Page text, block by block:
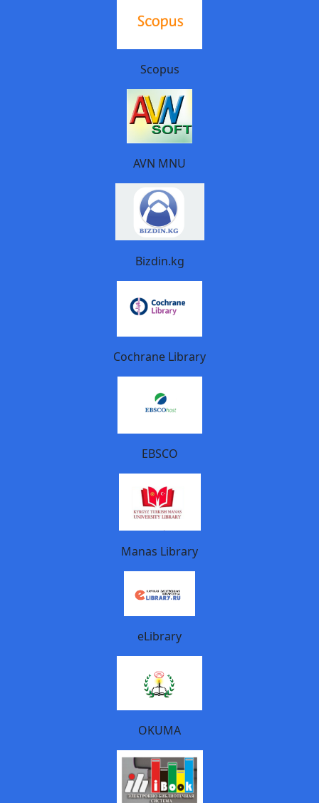
Scopus
AVN MNU
Bizdin.kg
Cochrane Library
EBSCO
Manas Library
eLibrary
OKUMA